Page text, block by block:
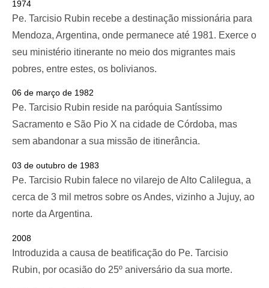
1974
Pe. Tarcisio Rubin recebe a destinação missionária para
Mendoza, Argentina, onde permanece até 1981. Exerce o
seu ministério itinerante no meio dos migrantes mais
pobres, entre estes, os bolivianos.
06 de março de 1982
Pe. Tarcisio Rubin reside na paróquia Santíssimo
Sacramento e São Pio X na cidade de Córdoba, mas
sem abandonar a sua missão de itinerância.
03 de outubro de 1983
Pe. Tarcisio Rubin falece no vilarejo de Alto Calilegua, a
cerca de 3 mil metros sobre os Andes, vizinho a Jujuy, ao
norte da Argentina.
2008
Introduzida a causa de beatificação do Pe. Tarcisio
Rubin, por ocasião do 25º aniversário da sua morte.